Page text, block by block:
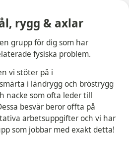
rygg & axlar
grupp för dig som har
fysiska problem.
vi stöter på i
i ländrygg och bröstrygg
nacke som ofta leder till
besvär beror offta på
arbetsuppgifter och vi har
som jobbar med exakt detta!